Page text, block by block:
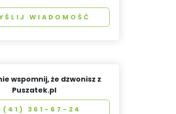
WIADOMOŚĆ
wspomnij, że dzwonisz z
Puszatek.pl
(41) 361-67-24